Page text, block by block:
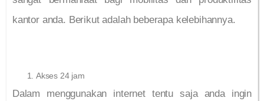
kantor anda. Berikut adalah beberapa kelebihannya.
Akses 24 jam
Dalam menggunakan internet tentu saja anda ingin